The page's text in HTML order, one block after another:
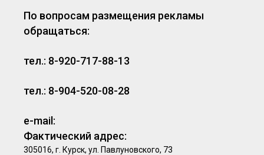
По вопросам размещения рекламы
обращаться:
тел.: 8-920-717-88-13
тел.: 8-904-520-08-28
e-mail:
Фактический адрес:
305016, г. Курск, ул. Павлуновского, 73